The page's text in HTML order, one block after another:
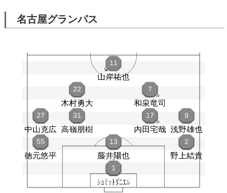
名古屋グランパス